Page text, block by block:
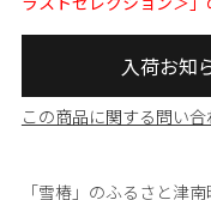
入荷お知
この商品に関する問い合
「雪椿」のふるさと津